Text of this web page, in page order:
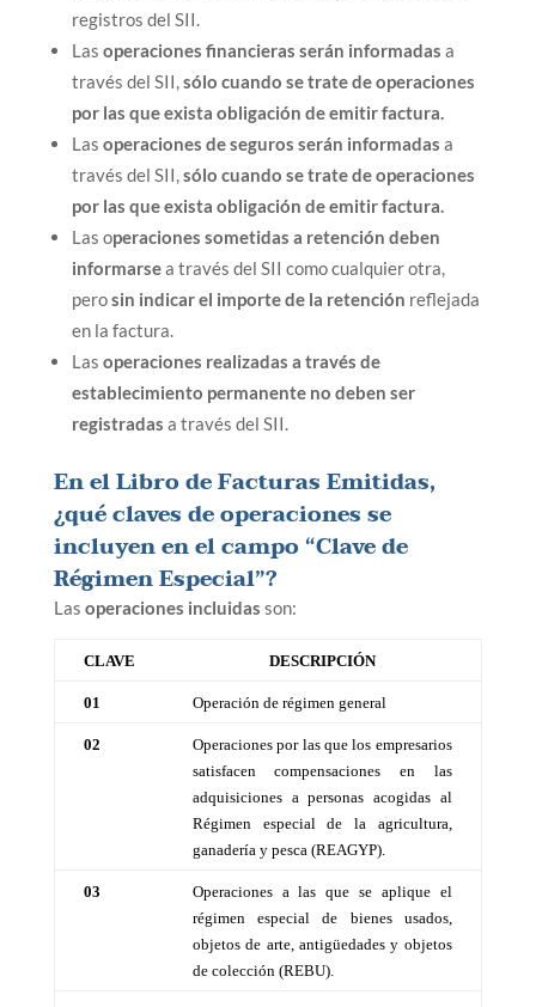
registros del SII.
Las operaciones financieras serán informadas a
través del SII,sólo cuando se trate de operaciones
por las que exista obligación de emitir factura.
Las operaciones de seguros serán informadas a
través del SII,sólo cuando se trate de operaciones
por las que exista obligación de emitir factura.
Las operaciones sometidas a retención deben
informarsea través del SII como cualquier otra,
perosin indicar el importe de la retención reflejada
en la factura.
Las operaciones realizadas a través de
establecimiento permanente no deben ser
registradas a través del SII.
En el Libro de Facturas Emitidas,
¿qué claves de operaciones se
incluyen en el campo “Clave de
Régimen Especial”?
Las operaciones incluidas son:
CLAVE DESCRIPCIÓN
01 Operación de régimen general
02
Operaciones por las que los empresarios
satisfacen compensaciones en las
adquisiciones a personas acogidas al
Régimen especial de la agricultura,
ganadería y pesca (REAGYP).
03
Operaciones a las que se aplique el
régimen especial de bienes usados,
objetos de arte, antigüedades y objetos
de colección (REBU).